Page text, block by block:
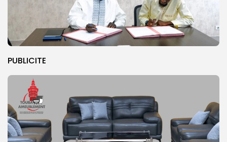
PUBLICITE